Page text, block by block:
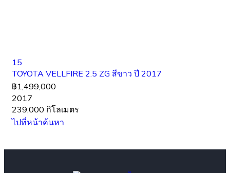
15
TOYOTA VELLFIRE 2.5 ZG สีขาว ปี 2017
฿1,499,000
2017
239,000 กิโลเมตร
ไปที่หน้าค้นหา